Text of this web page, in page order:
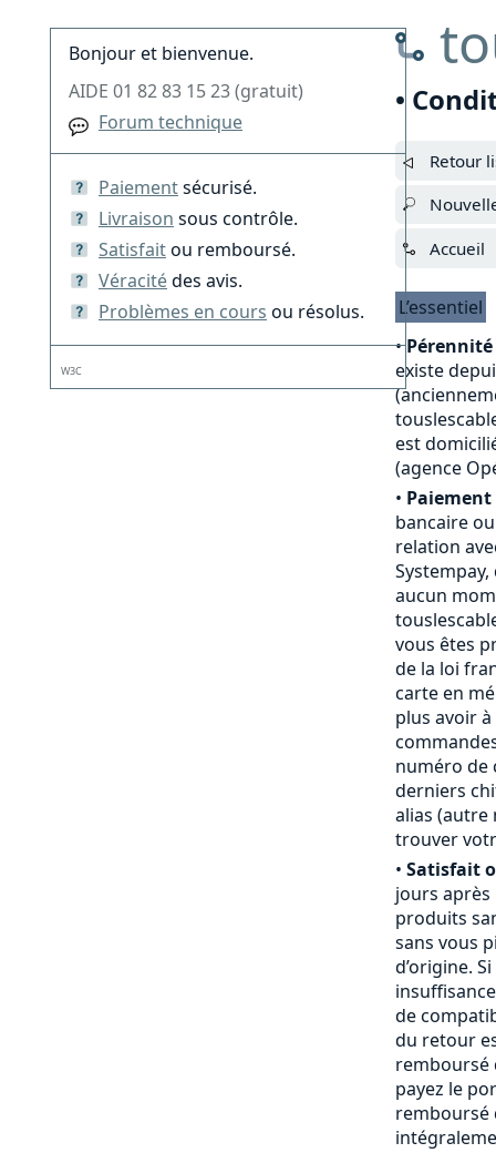
•
Retour
Accueil
L’essentiel
•
existe
est
(agence
• Paiement
bancaire
relation
aucun
vous êtes
de la loi
carte en
plus avoir
numéro de
derniers
alias (autre
trouver
• Satisfait
jours
produits
sans vous
d’origine.
de
du retour
remboursé
payez le
remboursé
Bonjour et bienvenue.
AIDE 01 82 83 15 23 (gratuit)
Forum technique
Paiementsécurisé.
Livraison sous contrôle.
Satisfaitou remboursé.
Véracitédes avis.
Problèmes en cours ou résolus.
W3C